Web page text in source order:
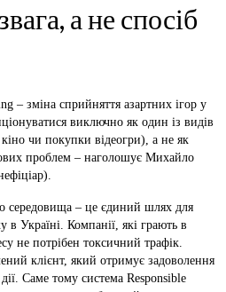
а не спосіб
– зміна сприйняття азартних ігор у
виключно як один із видів
чи покупки відеогри), а не як
проблем – наголошує Михайло
середовища – це єдиний шлях для
в Україні. Компанії, які грають в
не потрібен токсичний трафік.
клієнт, який отримує задоволення
Саме тому система Responsible